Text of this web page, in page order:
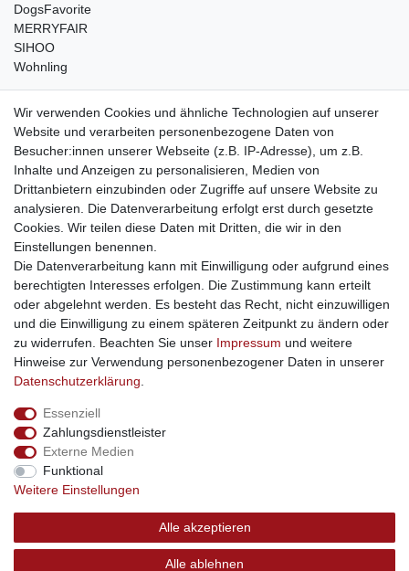
DogsFavorite
MERRYFAIR
SIHOO
Wohnling
weitere Shops
traumlampen- Lampen und Kronleuchter
kinderwagencenter- Exklusive und günstige Kinderwagen
gastrogeraete24- alles für Gastronomie und Imbiss
soziale Medien
Facebook
sicher einkaufen
Sichere Bestellung und Zahlung via SSL Verschlüsselung
Wir verwenden Cookies und ähnliche Technologien auf unserer
Website und verarbeiten personenbezogene Daten von
Besucher:innen unserer Webseite (z.B. IP-Adresse), um z.B.
Inhalte und Anzeigen zu personalisieren, Medien von
Drittanbietern einzubinden oder Zugriffe auf unsere Website zu
analysieren. Die Datenverarbeitung erfolgt erst durch gesetzte
Cookies. Wir teilen diese Daten mit Dritten, die wir in den
Einstellungen benennen.
Die Datenverarbeitung kann mit Einwilligung oder aufgrund eines
berechtigten Interesses erfolgen. Die Zustimmung kann erteilt
oder abgelehnt werden. Es besteht das Recht, nicht einzuwilligen
und die Einwilligung zu einem späteren Zeitpunkt zu ändern oder
zu widerrufen. Beachten Sie unser Impressum und weitere
Hinweise zur Verwendung personenbezogener Daten in unserer
Daten­schutz­erklärung
Essenziell
Zahlungsdienstleister
Externe Medien
Funktional
Weitere Einstellungen
Alle akzeptieren
Alle ablehnen
Widerrufs­recht Widerrufs­formular
Daten­schutz­erklärung
© Copyright 2026 | swisshandel24.ch | Firmensitz: 8598